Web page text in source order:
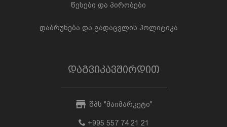
წესები და პირობები
დაბრუნება და გადაცვლის პოლიტიკა
დაგვიკავშირდით
შპს "მაიმარკეტი"
+995 557 74 21 21